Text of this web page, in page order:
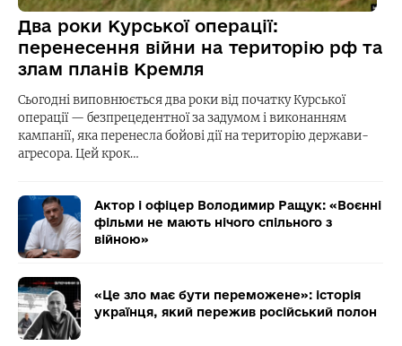
Два роки Курської операції:
перенесення війни на територію рф та
злам планів Кремля
Сьогодні виповнюється два роки від початку Курської
операції — безпрецедентної за задумом і виконанням
кампанії, яка перенесла бойові дії на територію держави-
агресора. Цей крок…
Актор і офіцер Володимир Ращук: «Воєнні
фільми не мають нічого спільного з
війною»
«Це зло має бути переможене»: історія
українця, який пережив російський полон